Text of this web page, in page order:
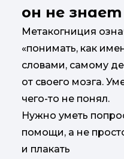
он не знает
Метакогниция
«понимать, как
словами, самому
от своего мозга.
чего-то не понял.
Нужно уметь
помощи, а не
и плакать